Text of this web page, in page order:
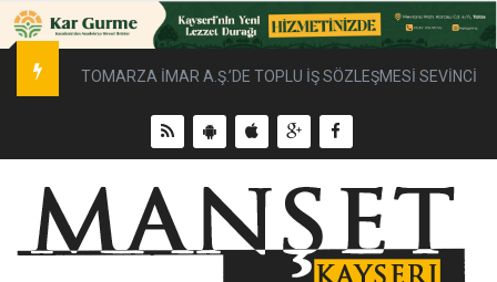
TOMARZA İMAR A.Ş.’DE TOPLU İŞ SÖZLEŞMESİ SEVİNCİ